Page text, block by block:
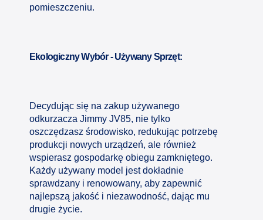
pomieszczeniu.
Ekologiczny Wybór - Używany Sprzęt:
Decydując się na zakup używanego
odkurzacza Jimmy JV85, nie tylko
oszczędzasz środowisko, redukując potrzebę
produkcji nowych urządzeń, ale również
wspierasz gospodarkę obiegu zamkniętego.
Każdy używany model jest dokładnie
sprawdzany i renowowany, aby zapewnić
najlepszą jakość i niezawodność, dając mu
drugie życie.